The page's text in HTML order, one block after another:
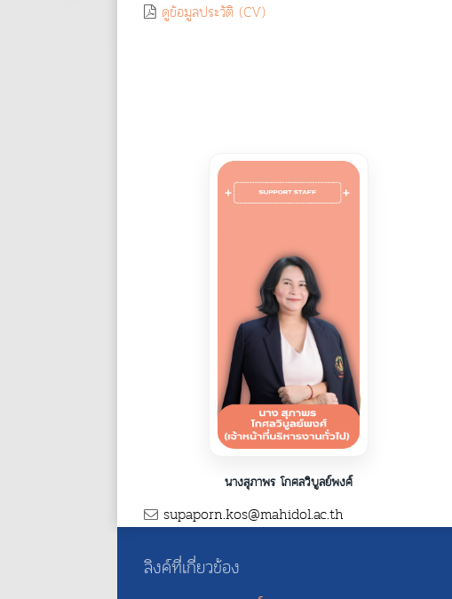
ดูข้อมูลประวัติ (CV)
นางสุภาพร โกศลวิบูลย์พงศ์
supaporn.kos@mahidol.ac.th
ลิงค์ที่เกี่ยวข้อง